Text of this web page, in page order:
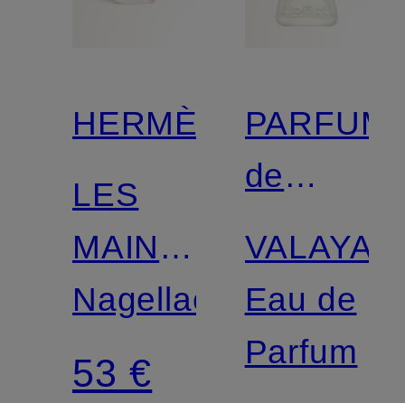
HERMÈS
LES
MAINS
HERMÈS
Nagellack
53 €
de
MARLY
VALAYA
Eau de
Parfum